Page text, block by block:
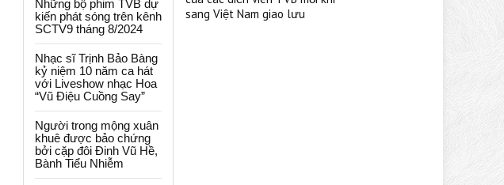
Những bộ phim TVB dự
kiến phát sóng trên kênh
SCTV9 tháng 8/2024
Nhạc sĩ Trịnh Bảo Bàng
kỷ niệm 10 năm ca hát
với Liveshow nhạc Hoa
“Vũ Điệu Cuồng Say”
Người trong mộng xuân
khuê được bảo chứng
bởi cặp đôi Đinh Vũ Hề,
Bành Tiểu Nhiễm
sang Việt Nam giao lưu